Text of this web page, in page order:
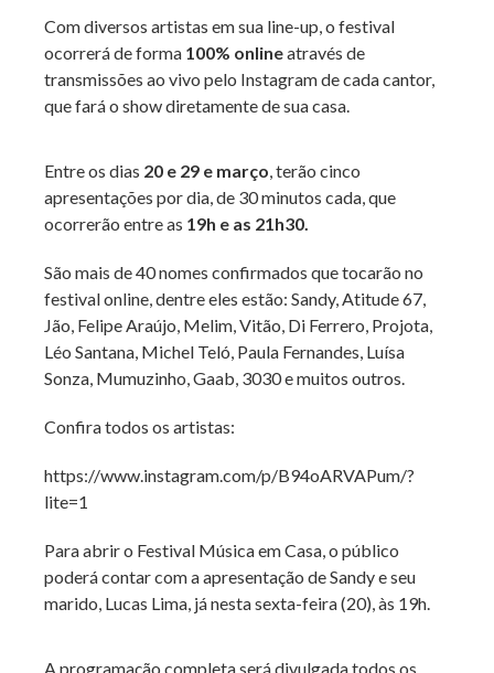
Com diversos artistas em sua line-up, o festival
ocorrerá de forma 100% onlineatravés de
transmissões ao vivo pelo Instagram de cada cantor,
que fará o show diretamente de sua casa.
Entre os dias 20 e 29 e março, terão cinco
apresentações por dia, de 30 minutos cada, que
ocorrerão entre as 19h e as 21h30.
São mais de 40 nomes confirmados que tocarão no
festival online, dentre eles estão: Sandy, Atitude 67,
Jão, Felipe Araújo, Melim, Vitão, Di Ferrero, Projota,
Léo Santana, Michel Teló, Paula Fernandes, Luísa
Sonza, Mumuzinho, Gaab, 3030 e muitos outros.
Confira todos os artistas:
https://www.instagram.com/p/B94oARVAPum/?
lite=1
Para abrir o Festival Música em Casa, o público
poderá contar com a apresentação de Sandy e seu
marido, Lucas Lima, já nesta sexta-feira (20), às 19h.
A programação completa será divulgada todos os